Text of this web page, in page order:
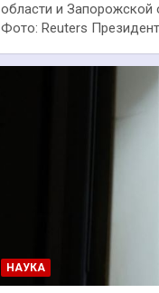
области и Запорожской
Фото: Reuters
НАУКА